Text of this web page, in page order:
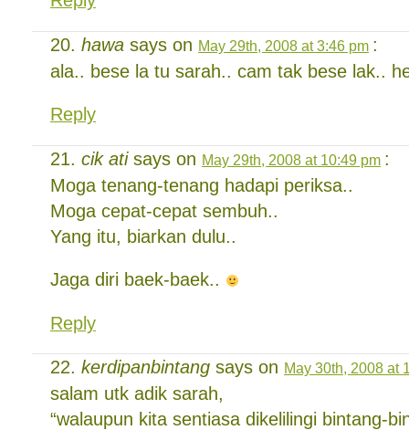
hawa says on May 29th, 2008 at 3:46 pm :
ala.. bese la tu sarah.. cam tak bese lak..
Reply
cik atisays on May 29th, 2008 at 10:49 pm :
Moga tenang-tenang hadapi periksa..
Moga cepat-cepat sembuh..
Yang itu, biarkan dulu..
Jaga diri baek-baek..
Reply
kerdipanbintang says on May 30th, 2008 at
salam utk adik sarah,
“walaupun kita sentiasa dikelilingi bintang-